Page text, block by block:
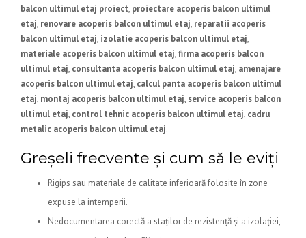
balcon ultimul etaj proiect, proiectare acoperis balcon ultimul
etaj, renovare acoperis balcon ultimul etaj, reparatii acoperis
balcon ultimul etaj, izolatie acoperis balcon ultimul etaj,
materiale acoperis balcon ultimul etaj,firma acoperis balcon
ultimul etaj, consultanta acoperis balcon ultimul etaj, amenajare
acoperis balcon ultimul etaj, calcul panta acoperis balcon ultimul
etaj, montaj acoperis balcon ultimul etaj, service acoperis balcon
ultimul etaj, control tehnic acoperis balcon ultimul etaj, cadru
metalic acoperis balcon ultimul etaj.
Greșeli frecvente și cum să le eviți
Rigips sau materiale de calitate inferioară folosite în zone
expuse la intemperii.
Nedocumentarea corectă a staților de rezistență și a izolației,